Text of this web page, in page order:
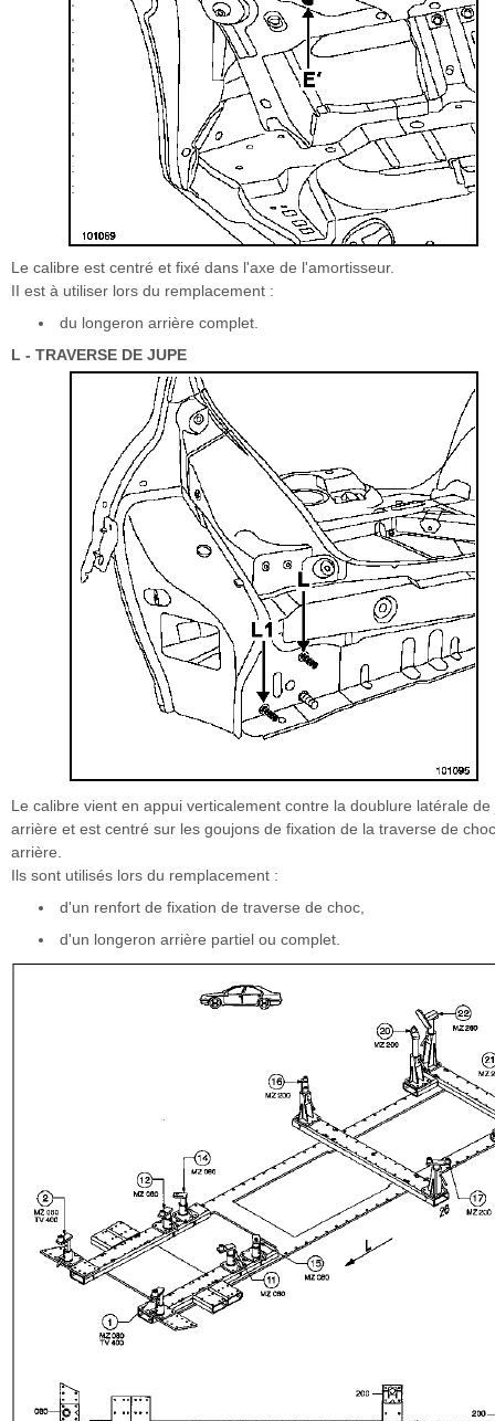
Le calibre est centré et fixé dans l'axe de l'amortisseur.
II est à utiliser lors du remplacement :
du longeron arrière complet.
L - TRAVERSE DE JUPE
Le calibre vient en appui verticalement contre la doublure latérale de
arrière et est centré sur les goujons de fixation de la traverse de choc
arrière.
Ils sont utilisés lors du remplacement :
d'un renfort de fixation de traverse de choc,
d'un longeron arrière partiel ou complet.